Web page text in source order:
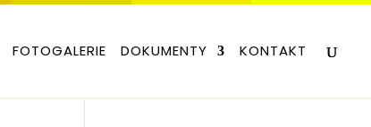
FOTOGALERIE DOKUMENTY KONTAKT